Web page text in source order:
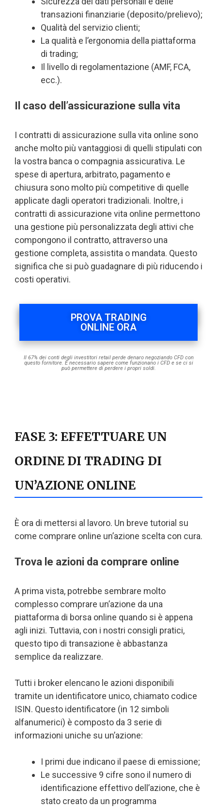
transazioni finanziarie (deposito/prelievo);
Qualità del servizio clienti;
La qualità e l’ergonomia della piattaforma
di trading;
Il livello di regolamentazione (AMF, FCA,
ecc.).
Il caso dell’assicurazione sulla vita
I contratti di assicurazione sulla vita online sono
anche molto più vantaggiosi di quelli stipulati con
la vostra banca o compagnia assicurativa. Le
spese di apertura, arbitrato, pagamento e
chiusura sono molto più competitive di quelle
applicate dagli operatori tradizionali. Inoltre, i
contratti di assicurazione vita online permettono
una gestione più personalizzata degli attivi che
compongono il contratto, attraverso una
gestione completa, assistita o mandata. Questo
significa che si può guadagnare di più riducendo i
costi operativi.
PROVA TRADING
ONLINE ORA
Il 67% dei conti degli investitori retail perde denaro negoziando CFD con
questo fornitore. È necessario sapere come funzionano i CFD e se ci si
può permettere di perdere i propri soldi.
FASE 3: EFFETTUARE UN
ORDINE DI TRADING DI
UN’AZIONE ONLINE
È ora di mettersi al lavoro. Un breve tutorial su
come comprare online un’azione scelta con cura.
Trova le azioni da comprare online
A prima vista, potrebbe sembrare molto
complesso comprare un’azione da una
piattaforma di borsa online quando si è appena
agli inizi. Tuttavia, con i nostri consigli pratici,
questo tipo di transazione è abbastanza
semplice da realizzare.
Tutti i broker elencano le azioni disponibili
tramite un identificatore unico, chiamato codice
ISIN. Questo identificatore (in 12 simboli
alfanumerici) è composto da 3 serie di
informazioni uniche su un’azione:
I primi due indicano il paese di emissione;
Le successive 9 cifre sono il numero di
identificazione effettivo dell’azione, che è
stato creato da un programma